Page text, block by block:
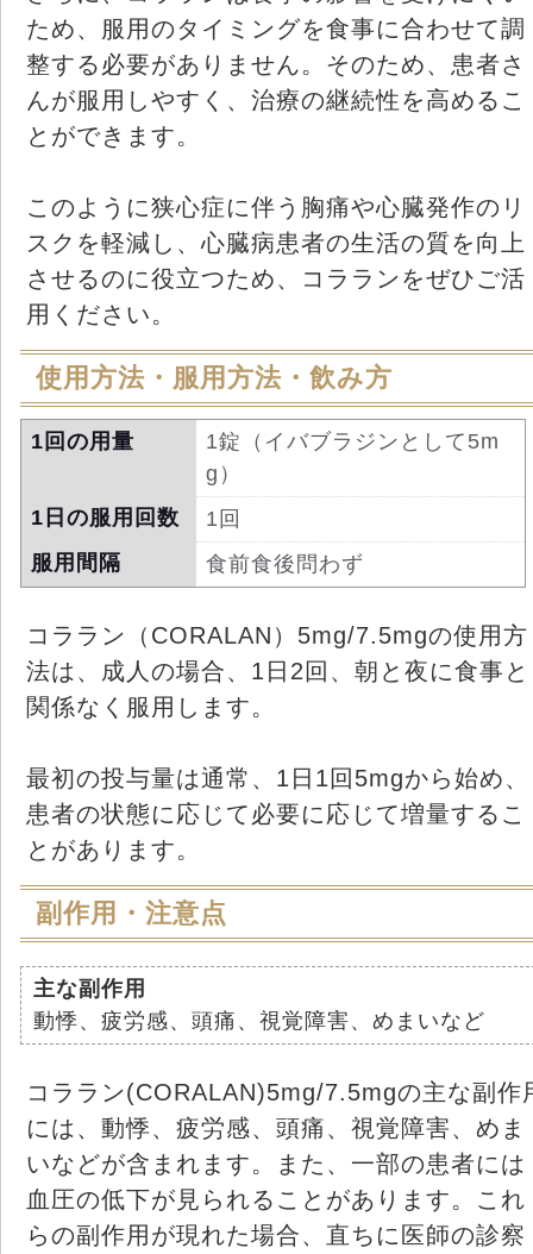
ため、服用のタイミングを食事に合わせて調
整する必要がありません。そのため、患者さ
んが服用しやすく、治療の継続性を高めるこ
とができます。
このように狭心症に伴う胸痛や心臓発作のリ
スクを軽減し、心臓病患者の生活の質を向上
させるのに役立つため、コラランをぜひご活
用ください。
使用方法・服用方法・飲み方
1回の用量
1錠（イバブラジンとして5m
g）
1日の服用回数
1回
服用間隔
食前食後問わず
コララン（CORALAN）5mg/7.5mgの使用方
法は、成人の場合、1日2回、朝と夜に食事と
関係なく服用します。
最初の投与量は通常、1日1回5mgから始め、
患者の状態に応じて必要に応じて増量するこ
とがあります。
副作用・注意点
主な副作用
動悸、疲労感、頭痛、視覚障害、めまいなど
コララン(CORALAN)5mg/7.5mgの主な副作
には、動悸、疲労感、頭痛、視覚障害、めま
いなどが含まれます。また、一部の患者には
血圧の低下が見られることがあります。これ
らの副作用が現れた場合、直ちに医師の診察